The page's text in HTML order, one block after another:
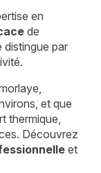
en
de
distingue par
et que
thermique,
Découvrez
et